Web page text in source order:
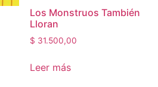
Los Monstruos También
Lloran
$ 31.500,00
Leer más